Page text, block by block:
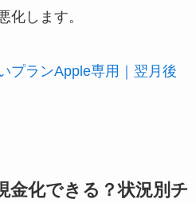
化します。
プランApple専用｜翌月後
金化できる？状況別チ